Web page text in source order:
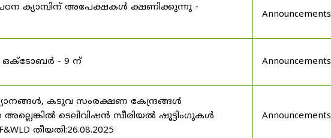
ക്യാമ്പിന് അപേക്ഷകൾ ക്ഷണിക്കുന്നു -
Announcements
ഒക്ടോബർ - 9 ന് Announcements
കടുവ സംരക്ഷണ കേന്ദ്രങ്ങൾ
ടെലിവിഷൻ സീരിയൽ ഷൂട്ടിംഗുകൾ
തീയതി:26.08.2025
Announcements